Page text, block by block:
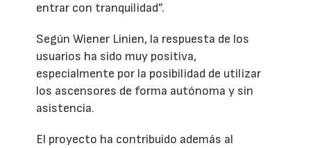
entrar con tranquilidad”.
Según Wiener Linien, la respuesta de los
usuarios ha sido muy positiva,
especialmente por la posibilidad de utilizar
los ascensores de forma autónoma y sin
asistencia.
El proyecto ha contribuido además al